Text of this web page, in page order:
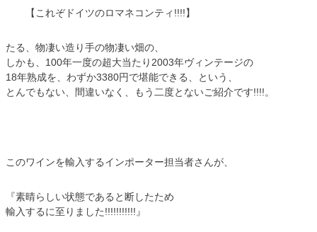
【これぞドイツのロマネコンティ!!!!】
たる、物凄い造り手の物凄い畑の、
しかも、100年一度の超大当たり2003年ヴィンテージの
18年熟成を、わずか3380円で堪能できる、という、
とんでもない、間違いなく、もう二度とないご紹介です!!!!。
このワインを輸入するインポーター担当者さんが、
『素晴らしい状態であると断したため
輸入するに至りました!!!!!!!!!!!』